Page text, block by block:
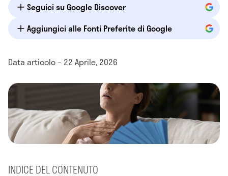
Seguici su Google Discover
Aggiungici alle Fonti Preferite di Google
Data articolo – 22 Aprile, 2026
INDICE DEL CONTENUTO